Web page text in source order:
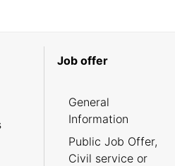
Job offer
General
Information
Public Job Offer,
Civil service or